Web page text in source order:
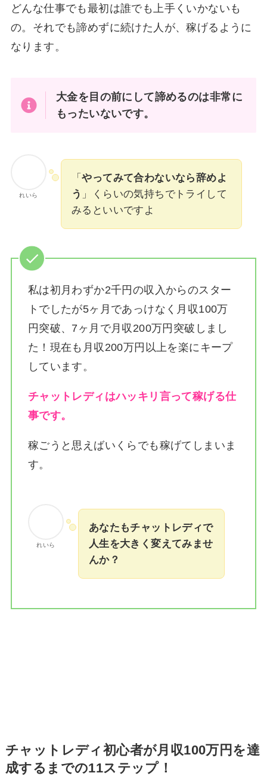
どんな仕事でも最初は誰でも上手くいかないも
の。それでも諦めずに続けた人が、稼げるように
なります。
大金を目の前にして諦めるのは非常に
もったいないです。
れいら
「やってみて合わないなら辞めよ
う 」くらいの気持ちでトライして
みるといいですよ
私は初月わずか2千円の収入からのスター
トでしたが5ヶ月であっけなく月収100万
円突破、7ヶ月で月収200万円突破しまし
た！ 現在も月収200万円以上を楽にキープ
しています。
チャットレディはハッキリ言って稼げる仕
事です。
稼ごうと思えばいくらでも稼げてしまいま
す。
れいら
あなたもチャットレディで
人生を大きく変えてみませ
んか？
チャットレディ初心者が月収100万円を達
成するまでの11ステップ！